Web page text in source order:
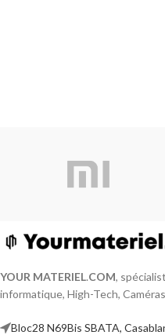
YOUR MATERIEL.COM,
informatique, High-Tech,
Bloc28 N69Bis SBATA,